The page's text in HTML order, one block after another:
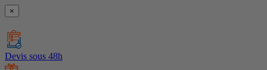
×
Devis sous 48h